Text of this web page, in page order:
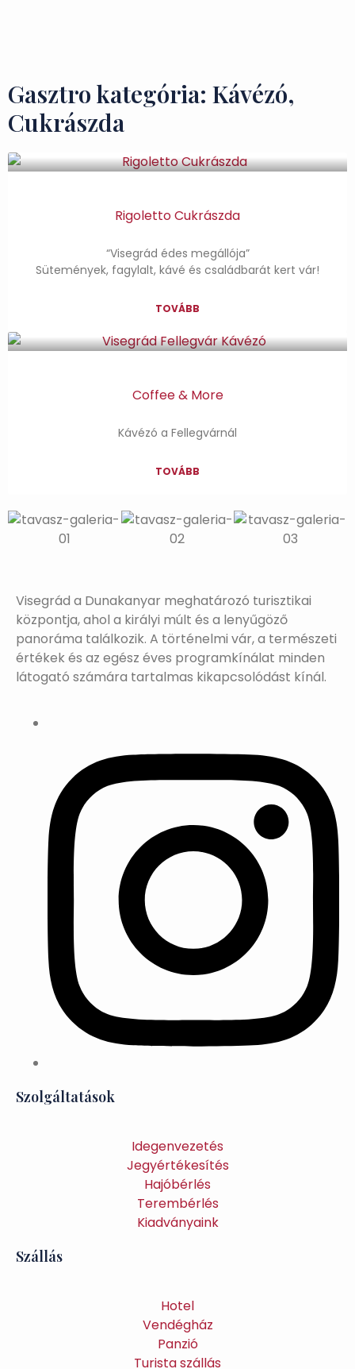
Gasztro kategória: Kávézó,
Cukrászda
Rigoletto Cukrászda
“Visegrád édes megállója”
Sütemények, fagylalt, kávé és családbarát kert vár!
TOVÁBB
Coffee & More
Kávézó a Fellegvárnál
TOVÁBB
Visegrád a Dunakanyar meghatározó turisztikai
központja, ahol a királyi múlt és a lenyűgöző
panoráma találkozik. A történelmi vár, a természeti
értékek és az egész éves programkínálat minden
látogató számára tartalmas kikapcsolódást kínál.
Szolgáltatások
Idegenvezetés
Jegyértékesítés
Hajóbérlés
Terembérlés
Kiadványaink
Szállás
Hotel
Vendégház
Panzió
Turista szállás